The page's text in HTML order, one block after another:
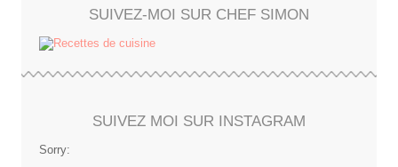
SUIVEZ-MOI SUR CHEF SIMON
SUIVEZ MOI SUR INSTAGRAM
Sorry: